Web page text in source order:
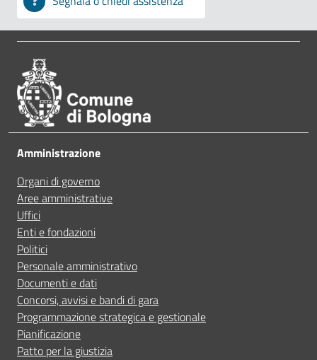
A volte le indicazioni non erano complete
Ho avuto problemi tecnici
Altro
Richiedi supporto per i servizi digitali
Parla con il chatbot tributi
Prenota appuntamento
Segnala disservizio
Pié di pagina
Amministrazione
Organi di governo
Aree amministrative
Uffici
Enti e fondazioni
Politici
Personale amministrativo
Documenti e dati
Concorsi, avvisi e bandi di gara
Programmazione strategica e gestionale
Pianificazione
Patto per la giustizia